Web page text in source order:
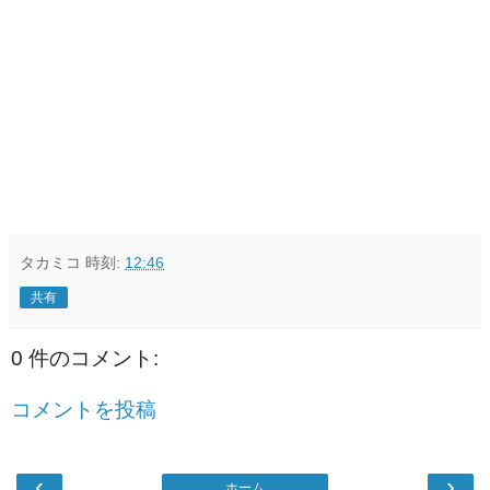
タカミコ 時刻: 12:46
共有
0 件のコメント:
コメントを投稿